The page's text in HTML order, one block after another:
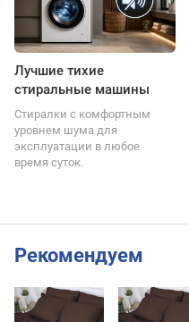
Лучшие тихие
стиральные машины
Стиралки с комфортным
уровнем шума для
эксплуатации в любое
время суток.
Рекомендуем